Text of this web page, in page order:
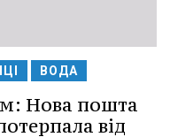
ВОДА
Нова пошта
від